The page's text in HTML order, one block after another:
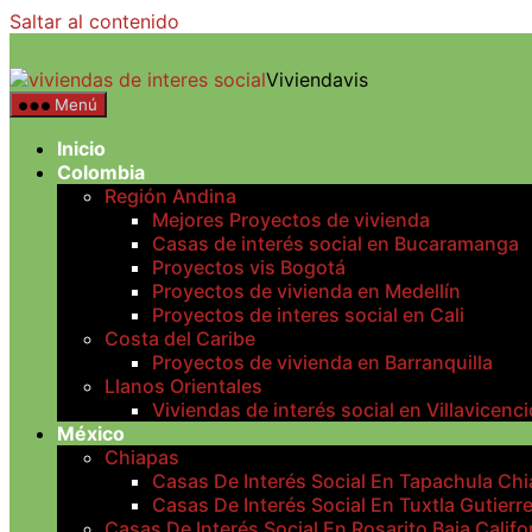
Saltar al contenido
Viviendavis
Menú
Inicio
Colombia
Región Andina
Mejores Proyectos de vivienda
Casas de interés social en Bucaramanga
Proyectos vis Bogotá
Proyectos de vivienda en Medellín
Proyectos de interes social en Cali
Costa del Caribe
Proyectos de vivienda en Barranquilla
Llanos Orientales
Viviendas de interés social en
México
Chiapas
Casas De Interés Social En Tapachula
Casas De Interés Social En Tuxtla